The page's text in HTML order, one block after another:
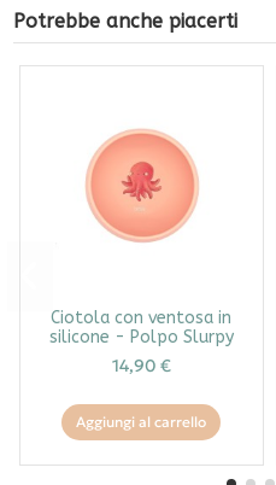
Potrebbe anche piacerti
Ciotola con ventosa in
silicone - Polpo Slurpy
14,90 €
Aggiungi al carrello